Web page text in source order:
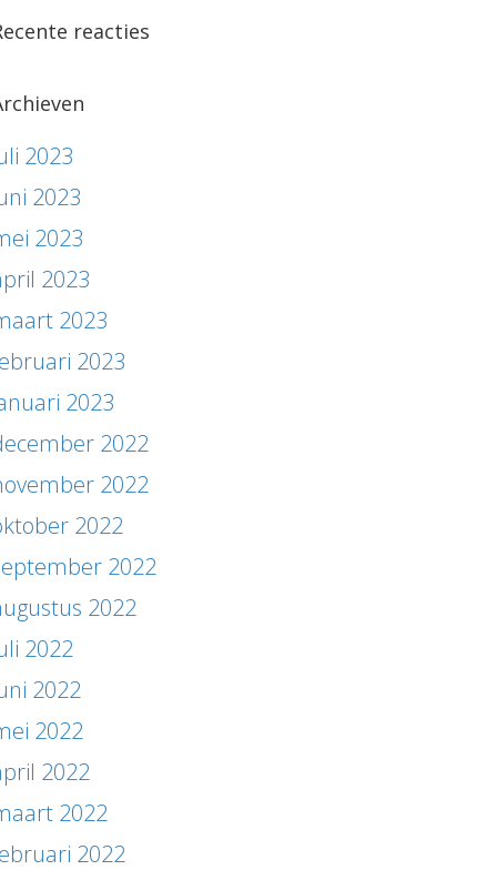
reacties
2023
2023
2023
2023
2023
2023
2023
2022
2022
2022
2022
2022
2022
2022
2022
2022
2022
2022